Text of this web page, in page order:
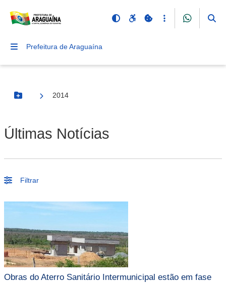
Prefeitura de Araguaína
Botão Menu
2014
Últimas Notícias
Filtrar
Obras do Aterro Sanitário Intermunicipal estão em fase